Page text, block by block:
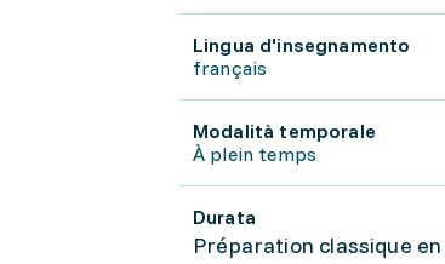
Lingua d'insegnamento
français
Modalità temporale
À plein temps
Durata
Préparation classique